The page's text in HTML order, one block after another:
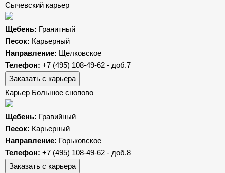
Сычевский карьер
Щебень: Гранитный
Песок: Карьерный
Направление: Щелковское
Телефон: +7 (495) 108-49-62 - доб.7
Заказать с карьера
Карьер Большое снопово
Щебень: Гравийный
Песок: Карьерный
Направление: Горьковское
Телефон: +7 (495) 108-49-62 - доб.8
Заказать с карьера